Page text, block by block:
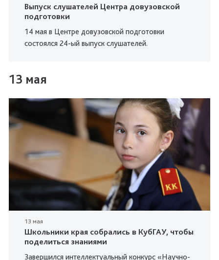
Выпуск слушателей Центра довузовской
подготовки
14 мая в Центре довузовской подготовки
состоялся 24-ый выпуск слушателей.
13 мая
13 мая
Школьники края собрались в КубГАУ, чтобы
поделиться знаниями
Завершился интеллектуальный конкурс «Научно-